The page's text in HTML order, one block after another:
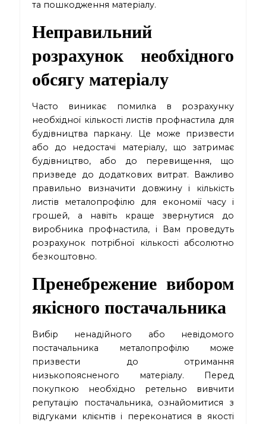
та пошкодження матеріалу.
Неправильний
розрахунок необхідного
обсягу матеріалу
Часто виникає помилка в розрахунку
необхідної кількості листів профнастила для
будівництва паркану. Це може призвести
або до недостачі матеріалу, що затримає
будівництво, або до перевищення, що
призведе до додаткових витрат. Важливо
правильно визначити довжину і кількість
листів металопрофілю для економії часу і
грошей, а навіть краще звернутися до
виробника профнастила, і Вам проведуть
розрахунок потрібної кількості абсолютно
безкоштовно.
Пренебрежение вибором
якісного постачальника
Вибір ненадійного або невідомого
постачальника металопрофілю може
призвести до отримання
низькопоясненого матеріалу. Перед
покупкою необхідно ретельно вивчити
репутацію постачальника, ознайомитися з
відгуками клієнтів і переконатися в якості